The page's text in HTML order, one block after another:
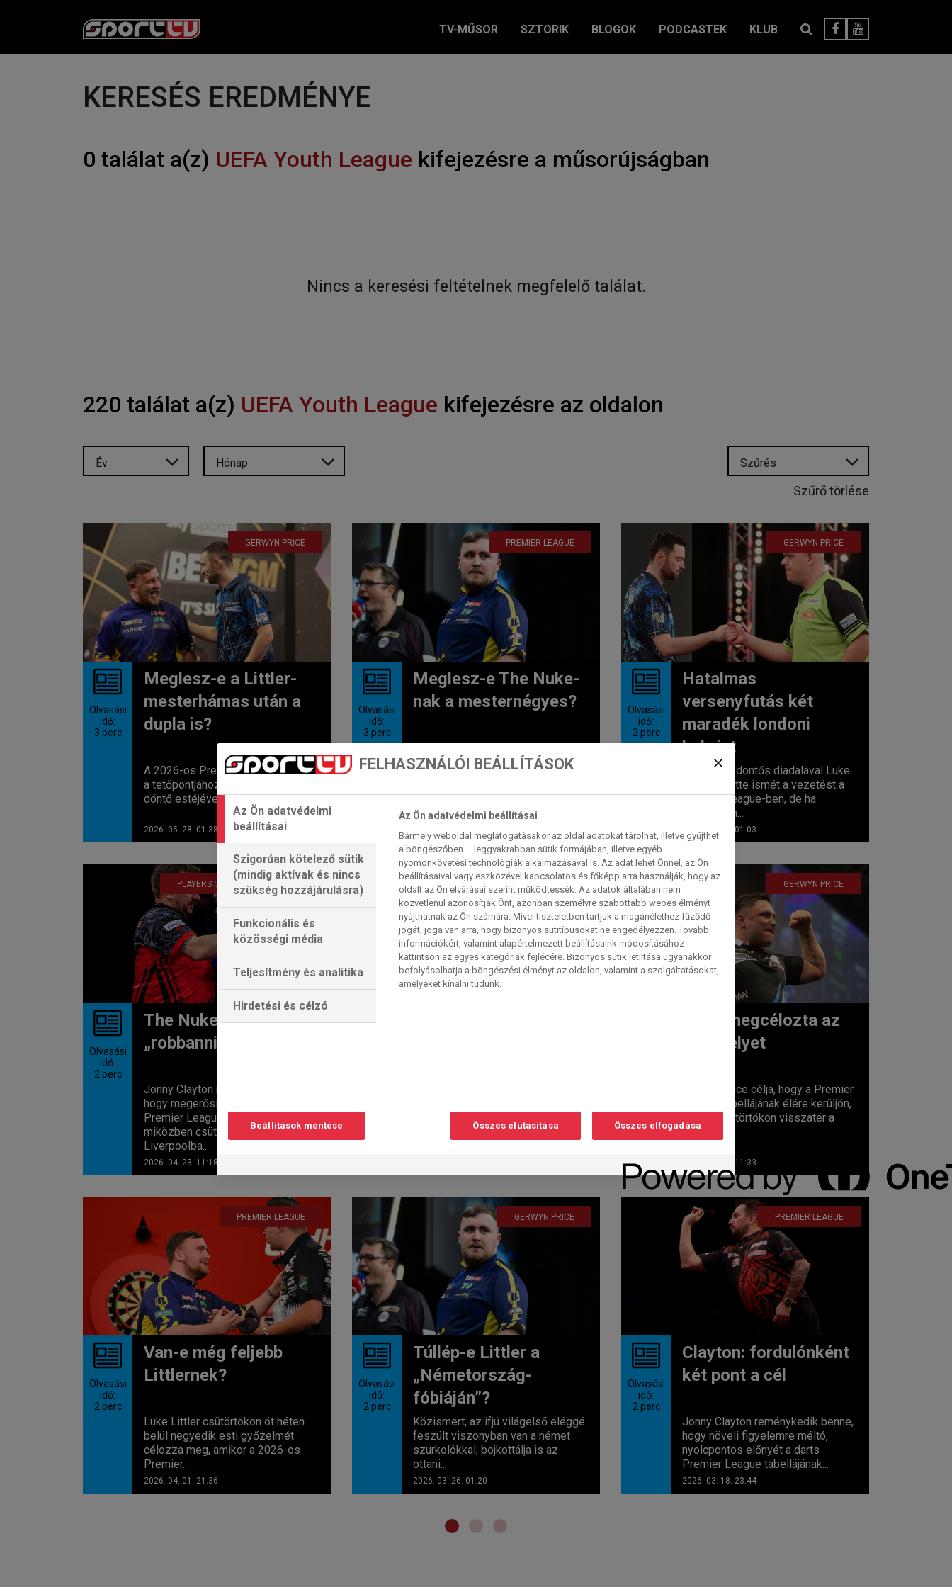
TV-MŰSOR SZTORIK BLOGOK PODCASTEK KLUB
KERESÉS EREDMÉNYE
0 találat a(z) UEFA Youth League kifejezésre a műsorújságban
Nincs a keresési feltételnek megfelelő találat.
220 találat a(z) UEFA Youth League kifejezésre az oldalon
Év Hónap Szűrés
Szűrő törlése
GERWYN PRICE
Olvasási
idő:
3 perc
Meglesz-e a Littler-
mesterhámas után a
dupla is?
A 2026-os Premier League szezon
a tetőpontjához ér csütörtökön a
döntő estéjével, ahol a sportág...
2026. 05. 28. 01:38
PREMIER LEAGUE
Olvasási
idő:
3 perc
Meglesz-e The Nuke-
nak a mesternégyes?
A darts roadshow tizenötödik
Arénában rendezik meg, azaz West
Midlandsben...
GERWYN PRICE
Olvasási
idő:
2 perc
Hatalmas
versenyfutás két
maradék londoni
helyért
Aberdeeni döntős diadalával Luke
Littler átvette ismét a vezetést a
Premier League-ben, de ha
mindketten...
2026. 05. 07. 01:03
PLAYERS CHAMPIONSHIP DÖNTŐ
Olvasási
idő:
2 perc
The Nuke ismét
„robbanni” készül
Jonny Clayton reménykedik benne,
hogy megerősítheti pozícióját a
Premier League tabellájának élén,
miközben csütörtökön
Liverpoolba...
2026. 04. 23. 11:18
PREMIER LEAGUE GERWYN PRICE
Price megcélozta az
első helyet
Gerwyn Price célja, hogy a Premier
League tabellájának élére kerüljön,
miután csütörtökön visszatér a
Brighton...
2026. 04. 09. 11:33
PREMIER LEAGUE
Olvasási
idő:
2 perc
Van-e még feljebb
Littlernek?
Luke Littler csütörtökön öt héten
belül negyedik esti győzelmét
célozza meg, amikor a 2026-os
Premier...
2026. 04. 01. 21:36
GERWYN PRICE
Olvasási
idő:
2 perc
Túllép-e Littler a
„Németország-
fóbiáján”?
Közismert, az ifjú világelső eléggé
feszült viszonyban van a német
szurkolókkal, bojkottálja is az
ottani...
2026. 03. 26. 01:20
PREMIER LEAGUE
Olvasási
idő:
2 perc
Clayton: fordulónként
két pont a cél
Jonny Clayton reménykedik benne,
hogy növeli figyelemre méltó,
nyolcpontos előnyét a darts
Premier League tabellájának...
2026. 03. 18. 23:44
FELHASZNÁLÓI BEÁLLÍTÁSOK
Az Ön adatvédelmi
beállításai
Szigorúan kötelező sütik
(mindig aktívak és nincs
szükség hozzájárulásra)
Funkcionális és
közösségi média
Teljesítmény és analitika
Hirdetési és célzó
Az Ön adatvédelmi beállításai
Bármely weboldal meglátogatásakor az oldal adatokat tárolhat, illetve gyűjthet
a böngészőben – leggyakrabban sütik formájában, illetve egyéb
nyomonkövetési technológiák alkalmazásával is. Az adat lehet Önnel, az Ön
beállításaival vagy eszközével kapcsolatos és főképp arra használják, hogy az
oldalt az Ön elvárásai szerint működtessék. Az adatok általában nem
közvetlenül azonosítják Önt, azonban személyre szabottabb webes élményt
nyújthatnak az Ön számára. Mivel tiszteletben tartjuk a magánélethez fűződő
jogát, joga van arra, hogy bizonyos sütitípusokat ne engedélyezzen. További
információkért, valamint alapértelmezett beállításaink módosításához
kattintson az egyes kategóriák fejlécére. Bizonyos sütik letiltása ugyanakkor
befolyásolhatja a böngészési élményt az oldalon, valamint a szolgáltatásokat,
amelyeket kínálni tudunk.
Beállítások mentése Összes elutasítása Összes elfogadása